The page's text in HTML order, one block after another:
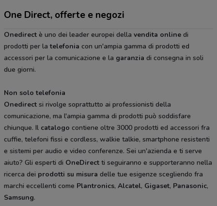
One Direct, offerte e negozi
Onedirect è uno dei leader europei della vendita online di
prodotti per latelefonia con un'ampia gamma di prodotti ed
accessori per la comunicazione e la garanzia di consegna in soli
due giorni.
Non solo telefonia
Onedirect si rivolge soprattutto ai professionisti della
comunicazione, ma l'ampia gamma di prodotti può soddisfare
chiunque. Il catalogo contiene oltre 3000 prodotti ed accessori fra
cuffie, telefoni fissi e cordless, walkie talkie, smartphone resistenti
e sistemi per audio e video conferenze. Sei un'azienda e ti serve
aiuto? Gli esperti di OneDirect ti seguiranno e supporteranno nella
ricerca dei prodotti su misura delle tue esigenze scegliendo fra
marchi eccellenti come Plantronics, Alcatel, Gigaset, Panasonic,
Samsung.